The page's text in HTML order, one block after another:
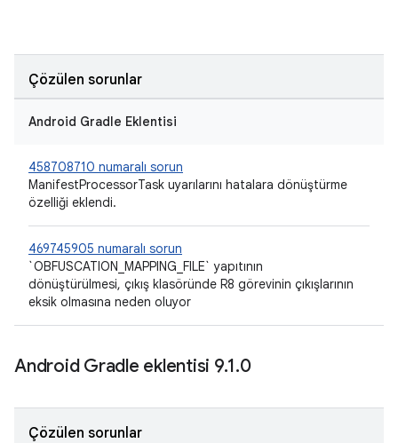
Çözülen sorunlar
Android Gradle Eklentisi
458708710 numaralı sorun
ManifestProcessorTask uyarılarını hatalara dönüştürme
özelliği eklendi.
469745905 numaralı sorun
`OBFUSCATION_MAPPING_FILE` yapıtının
dönüştürülmesi, çıkış klasöründe R8 görevinin çıkışlarının
eksik olmasına neden oluyor
Android Gradle eklentisi 9.1.0
Çözülen sorunlar